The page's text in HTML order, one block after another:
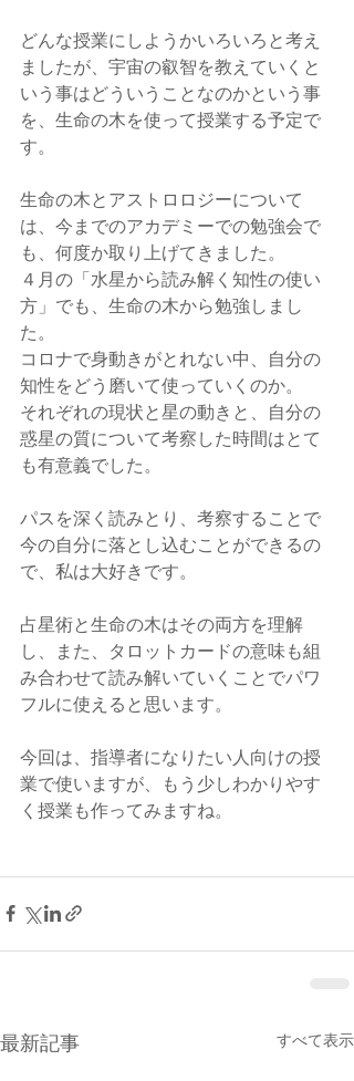
どんな授業にしようかいろいろと考え
ましたが、宇宙の叡智を教えていくと
いう事はどういうことなのかという事
を、生命の木を使って授業する予定で
す。
生命の木とアストロロジーについて
は、今までのアカデミーでの勉強会で
も、何度か取り上げてきました。
４月の「水星から読み解く知性の使い
方」でも、生命の木から勉強しまし
た。
コロナで身動きがとれない中、自分の
知性をどう磨いて使っていくのか。
それぞれの現状と星の動きと、自分の
惑星の質について考察した時間はとて
も有意義でした。
パスを深く読みとり、考察することで
今の自分に落とし込むことができるの
で、私は大好きです。
占星術と生命の木はその両方を理解
し、また、タロットカードの意味も組
み合わせて読み解いていくことでパワ
フルに使えると思います。
今回は、指導者になりたい人向けの授
業で使いますが、もう少しわかりやす
く授業も作ってみますね。
最新記事 すべて表示